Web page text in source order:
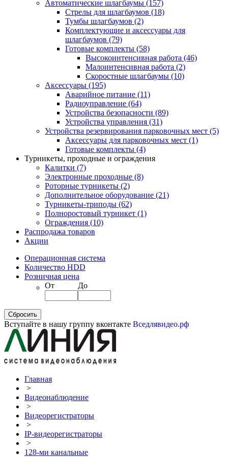
Автоматические шлагбаумы (157)
Стрелы для шлагбаумов (18)
Тумбы шлагбаумов (2)
Комплектующие и аксессуары для
шлагбаумов (79)
Готовые комплекты (58)
Высокоинтенсивная работа (46)
Малоинтенсивная работа (2)
Скоростные шлагбаумы (10)
Аксессуары (195)
Аварийное питание (11)
Радиоуправление (64)
Устройства безопасности (89)
Устройства управления (31)
Устройства резервирования парковочных мест (5)
Аксессуары для парковочных мест (1)
Готовые комплекты (4)
Турникеты, проходные и ограждения
Калитки (7)
Электронные проходные (8)
Роторные турникеты (2)
Дополнительное оборудование (21)
Турникеты-триподы (62)
Полноростовый турникет (1)
Ограждения (10)
Распродажа товаров
Акции
Операционная система
Количество HDD
Розничная цена
От
До
Вступайте в нашу группу вконтакте Вседлявидео.рф
Главная
>
Видеонаблюдение
>
Видеорегистраторы
>
IP-видеорегистраторы
>
128-ми канальные